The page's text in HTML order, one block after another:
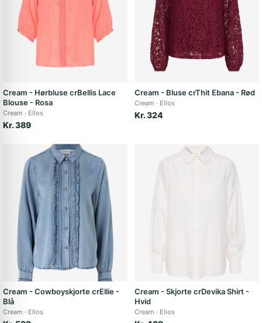
Cream - Hørbluse crBellis Lace
Blouse - Rosa
Cream Ellos
Kr. 389
Cream - Bluse crThit Ebana - Rød
Cream Ellos
Kr. 324
Cream - Cowboyskjorte crEllie -
Blå
Cream Ellos
Cream - Skjorte crDevika Shirt -
Hvid
Cream Ellos